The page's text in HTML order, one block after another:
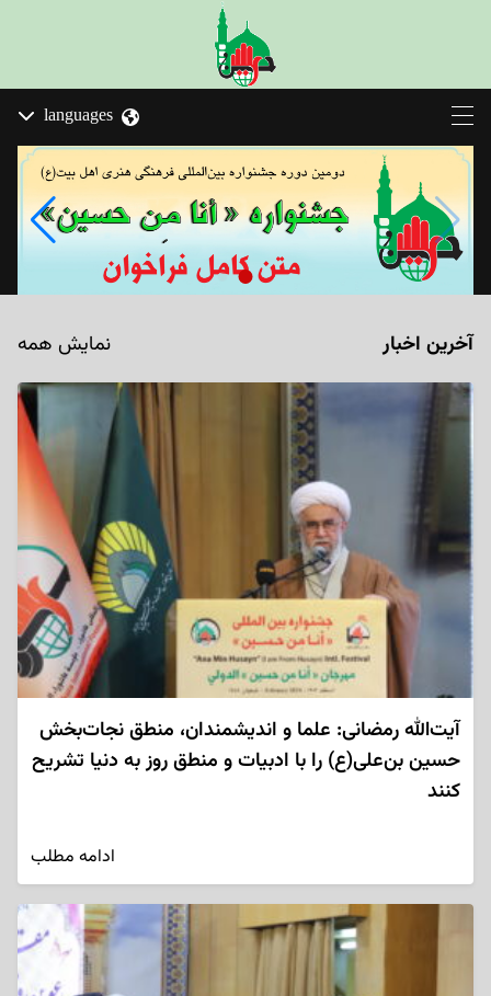
languages
آخرین اخبار نمایش همه
آیت‌الله رمضانی: علما و اندیشمندان، منطق نجات‌بخش
حسین بن‌علی(ع) را با ادبیات و منطق روز به دنیا تشریح
کنند
ادامه مطلب